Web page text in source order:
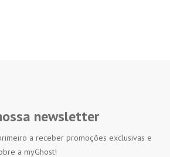
newsletter
a receber promoções exclusivas e
a myGhost!